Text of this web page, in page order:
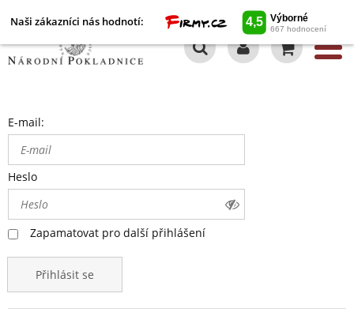
Naši zákazníci nás hodnotí:
E-mail:
Heslo
Zapamatovat pro další přihlášení
Přihlásit se